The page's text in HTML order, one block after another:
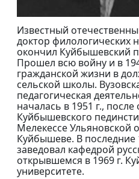
Известный
доктор филологических
окончил Куйбышевский
Прошел всю войну и в
гражданской жизни в
сельской школы.
педагогическая
началась в 1951 г.,
Куйбышевского
Мелекессе Ульяновской
Куйбышеве. В последние
заведовал кафедрой
открывшемся в 1969 г.
университете.